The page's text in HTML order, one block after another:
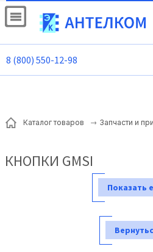
8 (800) 550-12-98
Каталог товаров Запчасти и
КНОПКИ GMSI
Показать